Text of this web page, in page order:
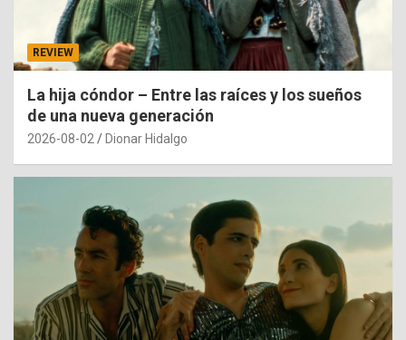
REVIEW
La hija cóndor – Entre las raíces y los sueños
de una nueva generación
2026-08-02 Dionar Hidalgo